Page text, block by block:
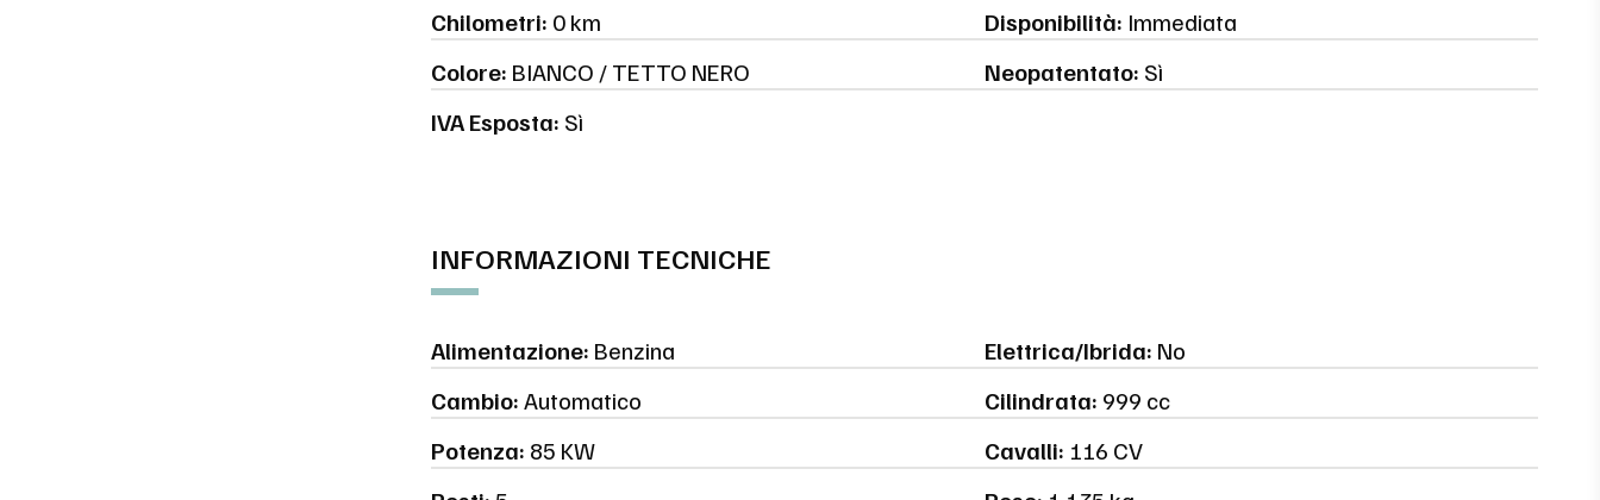
Chilometri: 0 km Disponibilità: Immediata
Colore: BIANCO / TETTO NERO Neopatentato: Sì
IVA Esposta: Sì
INFORMAZIONI TECNICHE
Alimentazione: Benzina Elettrica/Ibrida: No
Cambio:Automatico Cilindrata: 999 cc
Potenza: 85 KW Cavalli: 116 CV